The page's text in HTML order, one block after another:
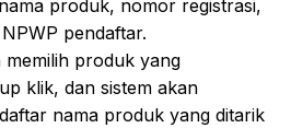
produk, nomor registrasi,
pendaftar.
memilih produk yang
klik, dan sistem akan
nama produk yang ditarik